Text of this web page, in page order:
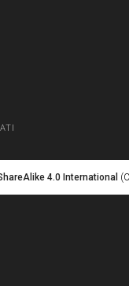
4.0 International